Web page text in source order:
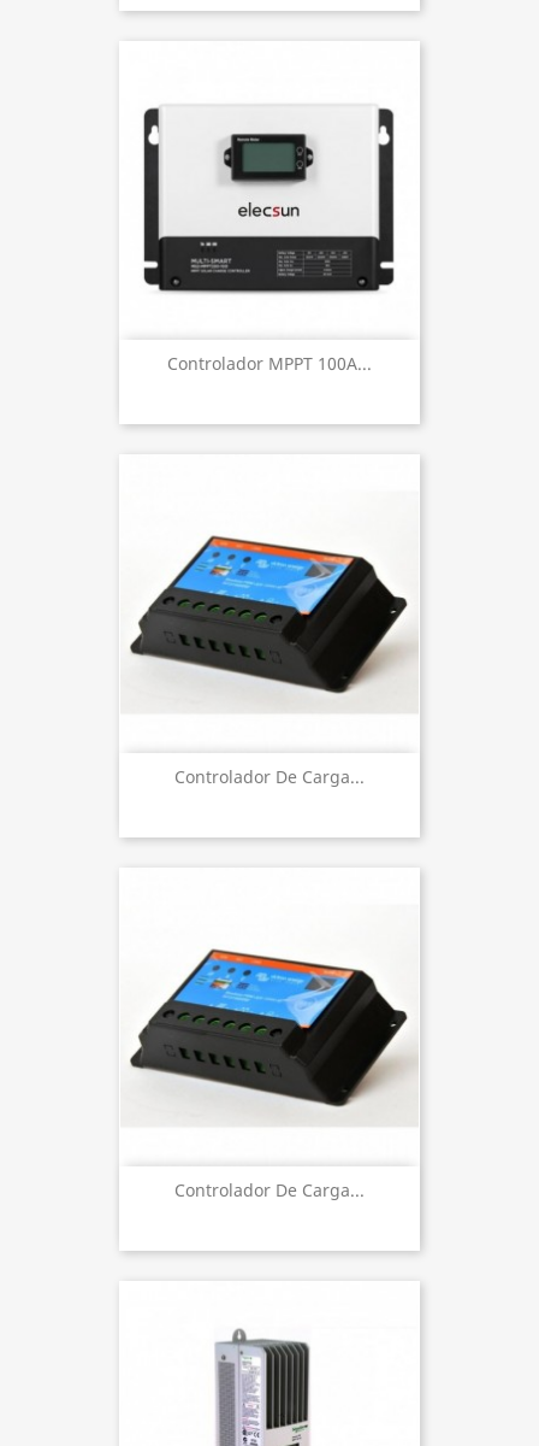
Controlador MPPT 100A...
Controlador De Carga...
Controlador De Carga...